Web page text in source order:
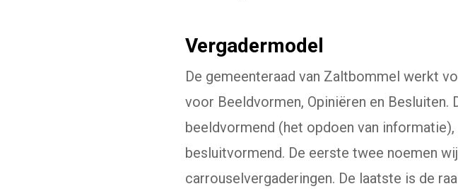
Vergadermodel
De gemeenteraad van Zaltbommel werkt
voor Beeldvormen, Opiniëren en Besluiten.
beeldvormend (het opdoen van
besluitvormend. De eerste twee noemen
carrouselvergaderingen. De laatste is de